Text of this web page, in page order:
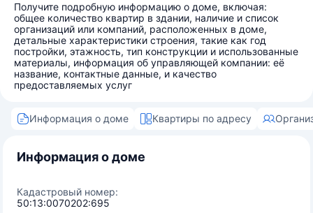
Получите подробную информацию о доме, включая:
общее количество квартир в здании, наличие и список
организаций или компаний, расположенных в доме,
детальные характеристики строения, такие как год
постройки, этажность, тип конструкции и использованные
материалы, информация об управляющей компании: её
название, контактные данные, и качество
предоставляемых услуг
Информация о доме Квартиры по адресу
Информация о доме
Кадастровый номер:
50:13:0070202:695